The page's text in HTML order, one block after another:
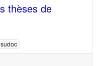
thèses de
sudoc